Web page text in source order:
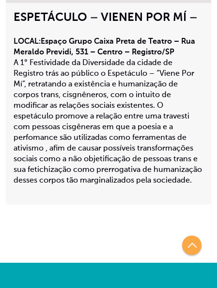
ESPETÁCULO – VIENEN POR MÍ –
LOCAL:Espaço Grupo Caixa Preta de Teatro – Rua
Meraldo Previdi, 531 – Centro – Registro/SP
A 1° Festividade da Diversidade da cidade de
Registro trás ao público o Espetáculo – “Viene Por
Mí”, retratando a existência e humanização de
corpos trans, cisgnêneros, com o intuito de
modificar as relações sociais existentes. O
espetáculo promove a relação entre uma travesti
com pessoas cisgêneras em que a poesia e a
perfomance são utilizadas como ferramentas de
ativismo , afim de causar possíveis transformações
sociais como a não objetificação de pessoas trans e
sua fetichização como prerrogativa de humanização
desses corpos tão marginalizados pela sociedade.